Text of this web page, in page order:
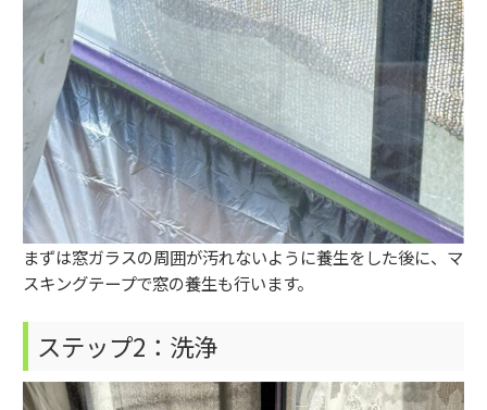
まずは窓ガラスの周囲が汚れないように養生をした後に、マ
スキングテープで窓の養生も行います。
ステップ2：洗浄